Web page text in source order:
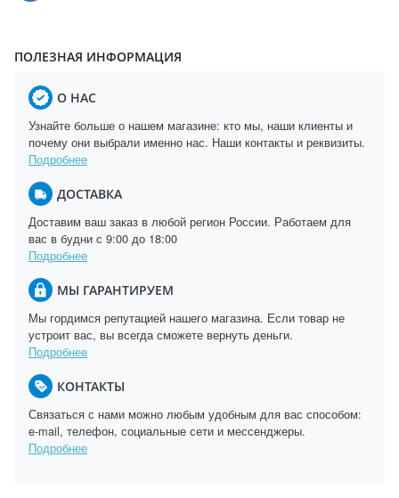
ПОЛЕЗНАЯ ИНФОРМАЦИЯ
О НАС
Узнайте больше о нашем магазине: кто мы, наши клиенты и
почему они выбрали именно нас. Наши контакты и реквизиты.
Подробнее
ДОСТАВКА
Доставим ваш заказ в любой регион России. Работаем для
вас в будни с 9:00 до 18:00
Подробнее
МЫ ГАРАНТИРУЕМ
Мы гордимся репутацией нашего магазина. Если товар не
устроит вас, вы всегда сможете вернуть деньги.
Подробнее
КОНТАКТЫ
Связаться с нами можно любым удобным для вас способом:
e-mail, телефон, социальные сети и мессенджеры.
Подробнее